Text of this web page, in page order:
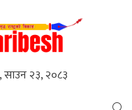
साउन २३, २०८३